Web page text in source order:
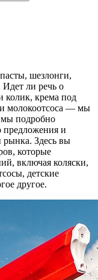
шезлонги,
ли речь о
колик, крема под
молокоотсоса — мы
мы подробно
предложения и
рынка. Здесь вы
которые
включая коляски,
детские
другое.